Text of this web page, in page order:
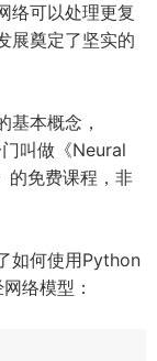
络可以处理更复
展奠定了坚实的
基本概念，
叫做《Neural
免费课程，非
如何使用Python
络模型：